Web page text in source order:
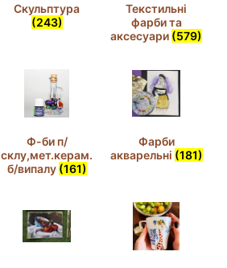
Скульптура
(243)
Текстильні
фарби та
аксесуари (579)
Ф-би п/
склу,мет.керам.
б/випалу (161)
Фарби
акварельні (181)